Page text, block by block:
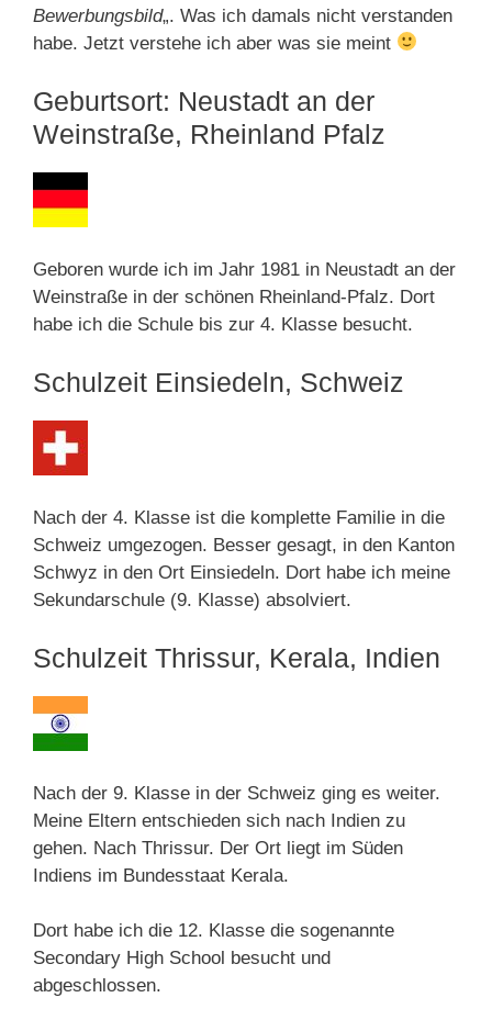
Bewerbungsbild„. Was ich damals nicht verstanden
habe. Jetzt verstehe ich aber was sie meint
Geburtsort: Neustadt an der
Weinstraße, Rheinland Pfalz
Geboren wurde ich im Jahr 1981 in Neustadt an der
Weinstraße in der schönen Rheinland-Pfalz. Dort
habe ich die Schule bis zur 4. Klasse besucht.
Schulzeit Einsiedeln, Schweiz
Nach der 4. Klasse ist die komplette Familie in die
Schweiz umgezogen. Besser gesagt, in den Kanton
Schwyz in den Ort Einsiedeln. Dort habe ich meine
Sekundarschule (9. Klasse) absolviert.
Schulzeit Thrissur, Kerala, Indien
Nach der 9. Klasse in der Schweiz ging es weiter.
Meine Eltern entschieden sich nach Indien zu
gehen. Nach Thrissur. Der Ort liegt im Süden
Indiens im Bundesstaat Kerala.
Dort habe ich die 12. Klasse die sogenannte
Secondary High School besucht und
abgeschlossen.